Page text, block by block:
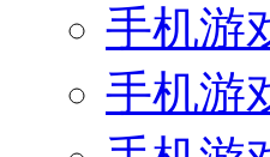
手机游
手机游